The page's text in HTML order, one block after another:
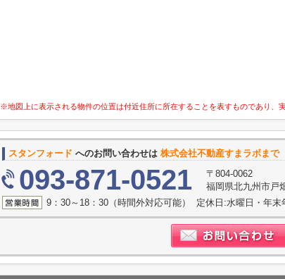
※地図上に表示される物件の位置は付近住所に所在することを表すものであり、
スタンフォード へのお問い合わせは 株式会社不動産すまラボまで
093-871-0521
〒804-0062
福岡県北九州市戸
9：30～18：30（時間外対応可能） 定休日:水曜日・年末